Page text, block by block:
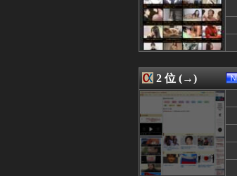
08/08 17:15
08/08 17:15
08/08 17:13
08/08 17:12
08/08 17:12
08/08 17:10
08/08 17:10
08/08 17:10
08/08 17:10
08/08 17:10
08/08 17:10
08/08 17:09
08/08 17:09
2 位 (→)